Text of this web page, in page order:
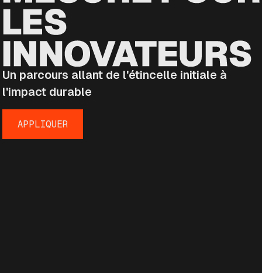
Un parcours allant de l'étincelle initiale à
l'impact durable
APPLIQUER